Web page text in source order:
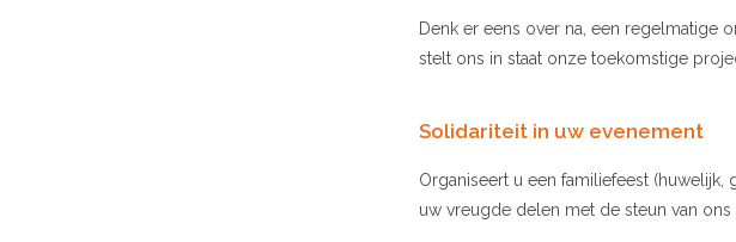
Denk er eens over na, een regelmatige
stelt ons in staat onze toekomstige
Solidariteit in uw evenement
Organiseert u een familiefeest
uw vreugde delen met de steun van